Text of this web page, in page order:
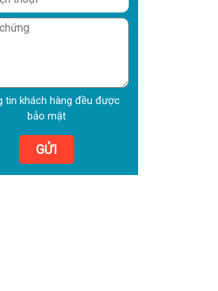
tin khách hàng đều được
bảo mật
GỬI